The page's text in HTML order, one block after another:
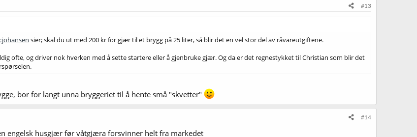
#13
sier; skal du ut med 200 kr for gjær til et brygg på 25 liter, så blir det en vel stor del av råvareutgiftene.
ofte, og driver nok hverken med å sette startere eller å gjenbruke gjær. Og da er det regnestykket til Christian som blir det
bor for langt unna bryggeriet til å hente små "skvetter"
#14
engelsk husgjær før våtgjæra forsvinner helt fra markedet